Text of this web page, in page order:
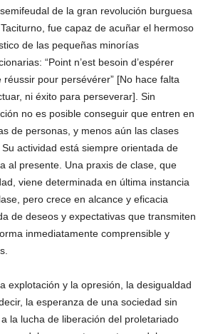
de la gran revolución burguesa
fue capaz de acuñar el hermoso
de las pequeñas minorías
“Point n’est besoin d’espérer
pour persévérer” [No hace falta
ni éxito para perseverar]. Sin
no es posible conseguir que entren en
de personas, y menos aún las clases
actividad está siempre orientada de
al presente. Una praxis de clase, que
viene determinada en última instancia
pero crece en alcance y eficacia
de deseos y expectativas que transmiten
inmediatamente comprensible y
explotación y la opresión, la desigualdad
la esperanza de una sociedad sin
la lucha de liberación del proletariado